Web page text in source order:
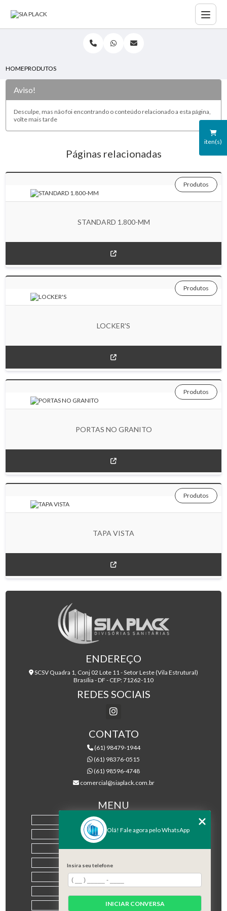
iten(s)
HOMEPRODUTOS
Aviso!
Desculpe, mas não foi encontrando o conteúdo relacionado a esta página,
volte mais tarde
Páginas relacionadas
STANDARD 1.800-MM
Produtos
LOCKER'S
Produtos
PORTAS NO GRANITO
Produtos
TAPA VISTA
Produtos
ENDEREÇO
SCSV Quadra 1, Conj 02 Lote 11 - Setor Leste (Vila Estrutural)
Brasília - DF - CEP: 71262-110
REDES SOCIAIS
CONTATO
(61) 98479-1944
(61) 98376-0515
(61) 98596-4748
comercial@siaplack.com.br
MENU
EMPRESA
PRODUTOS
MAPA DO SITE
Olá! Fale agora pelo WhatsApp
Insira seu telefone
INICIAR CONVERSA